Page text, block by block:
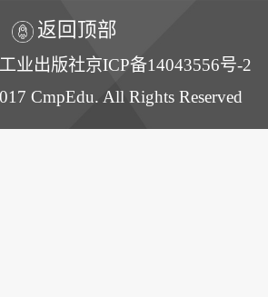
返回顶部
业出版社京ICP备14043556号-2
CmpEdu. All Rights Reserved